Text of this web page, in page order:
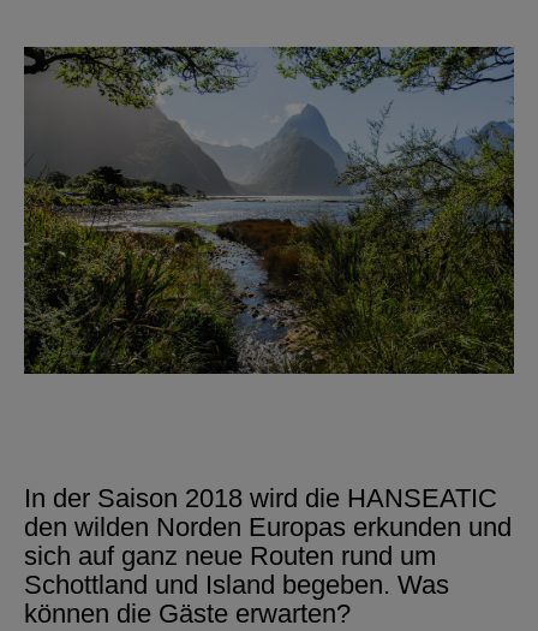
In der Saison 2018 wird die HANSEATIC
den wilden Norden Europas erkunden und
sich auf ganz neue Routen rund um
Schottland und Island begeben. Was
können die Gäste erwarten?